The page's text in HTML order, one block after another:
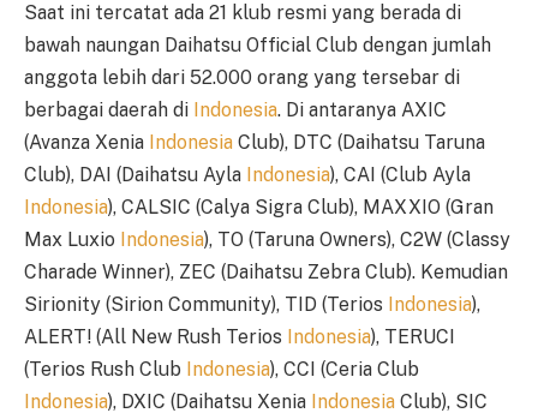
Saat ini tercatat ada 21 klub resmi yang berada di
bawah naungan Daihatsu Official Club dengan jumlah
anggota lebih dari 52.000 orang yang tersebar di
berbagai daerah di Indonesia. Di antaranya AXIC
(Avanza Xenia Indonesia Club), DTC (Daihatsu Taruna
Club), DAI (Daihatsu Ayla Indonesia), CAI (Club Ayla
Indonesia), CALSIC (Calya Sigra Club), MAXXIO (Gran
Max Luxio Indonesia), TO (Taruna Owners), C2W (Classy
Charade Winner), ZEC (Daihatsu Zebra Club). Kemudian
Sirionity (Sirion Community), TID (Terios Indonesia),
ALERT! (All New Rush Terios Indonesia), TERUCI
(Terios Rush Club Indonesia), CCI (Ceria Club
Indonesia), DXIC (Daihatsu Xenia Indonesia Club), SIC